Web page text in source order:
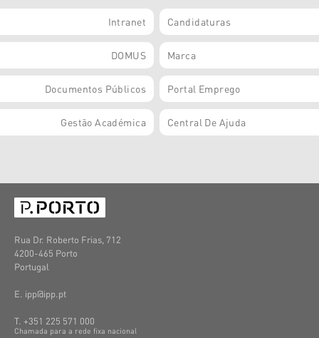
Intranet Candidaturas
DOMUS Marca
Documentos Públicos Portal Emprego
Gestão Académica Central De Ajuda
Rua Dr. Roberto Frias, 712
4200-465 Porto
Portugal
E. ipp@ipp.pt
T. +351 225 571 000
Chamada para a rede fixa nacional